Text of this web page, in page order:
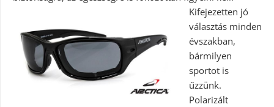
Kifejezetten jó
választás minden
évszakban,
bármilyen
sportot is
űzzünk.
Polarizált